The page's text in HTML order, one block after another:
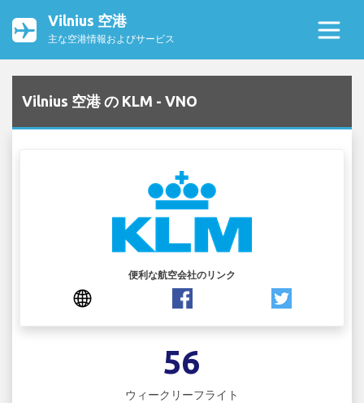
Vilnius 空港
主な空港情報およびサービス
Vilnius 空港 の KLM - VNO
便利な航空会社のリンク
56
ウィークリーフライト